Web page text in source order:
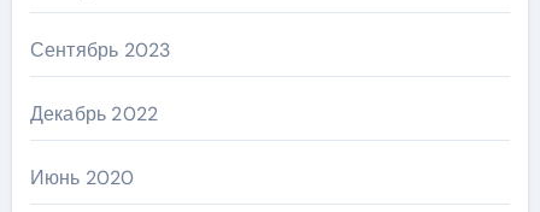
Сентябрь 2023
Декабрь 2022
Июнь 2020